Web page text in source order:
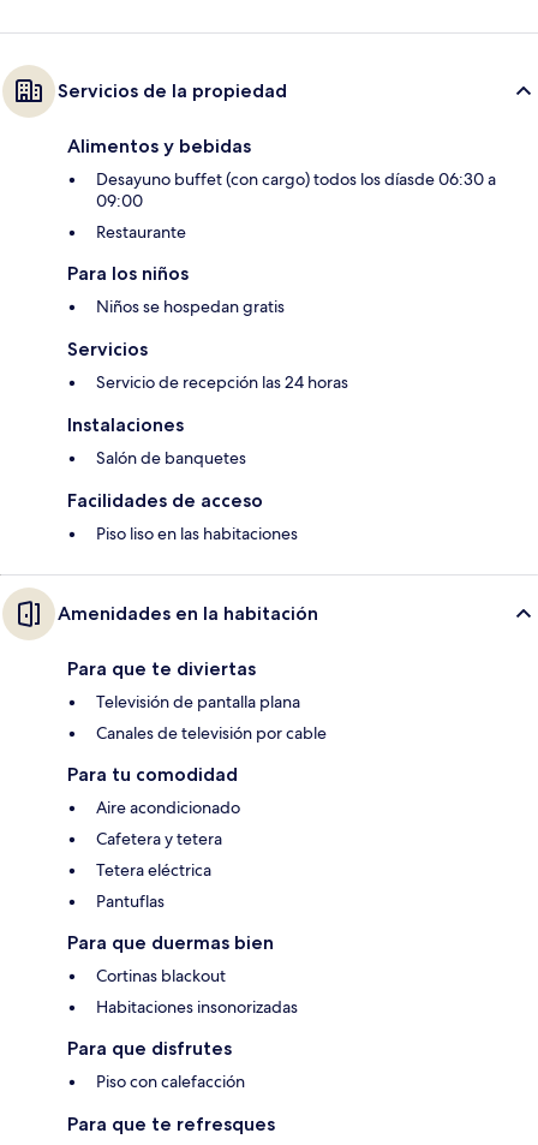
Servicios de la propiedad
Alimentos y bebidas
Desayuno buffet (con cargo) todos los díasde 06:30 a
09:00
Restaurante
Para los niños
Niños se hospedan gratis
Servicios
Servicio de recepción las 24 horas
Instalaciones
Salón de banquetes
Facilidades de acceso
Piso liso en las habitaciones
Amenidades en la habitación
Para que te diviertas
Televisión de pantalla plana
Canales de televisión por cable
Para tu comodidad
Aire acondicionado
Cafetera y tetera
Tetera eléctrica
Pantuflas
Para que duermas bien
Cortinas blackout
Habitaciones insonorizadas
Para que disfrutes
Piso con calefacción
Para que te refresques